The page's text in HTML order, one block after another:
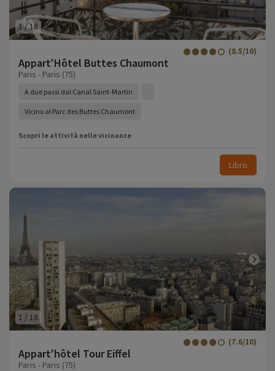
1/18
Appart'Hôtel Buttes Chaumont
(8.5/10)
Paris - Paris (75)
A due passi dal Canal Saint-Martin
Vicino al Parc des Buttes Chaumont
Scopri le attività nelle vicinanze
Libro
1 / 18
Appart'hôtel Tour Eiffel
(7.6/10)
Paris - Paris (75)